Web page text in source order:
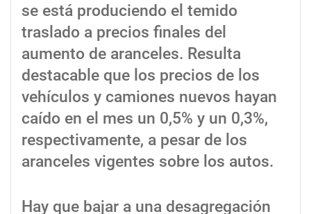
se está produciendo el temido
traslado a precios finales del
aumento de aranceles. Resulta
destacable que los precios de los
vehículos y camiones nuevos hayan
caído en el mes un 0,5% y un 0,3%,
respectivamente, a pesar de los
aranceles vigentes sobre los autos.
Hay que bajar a una desagregación